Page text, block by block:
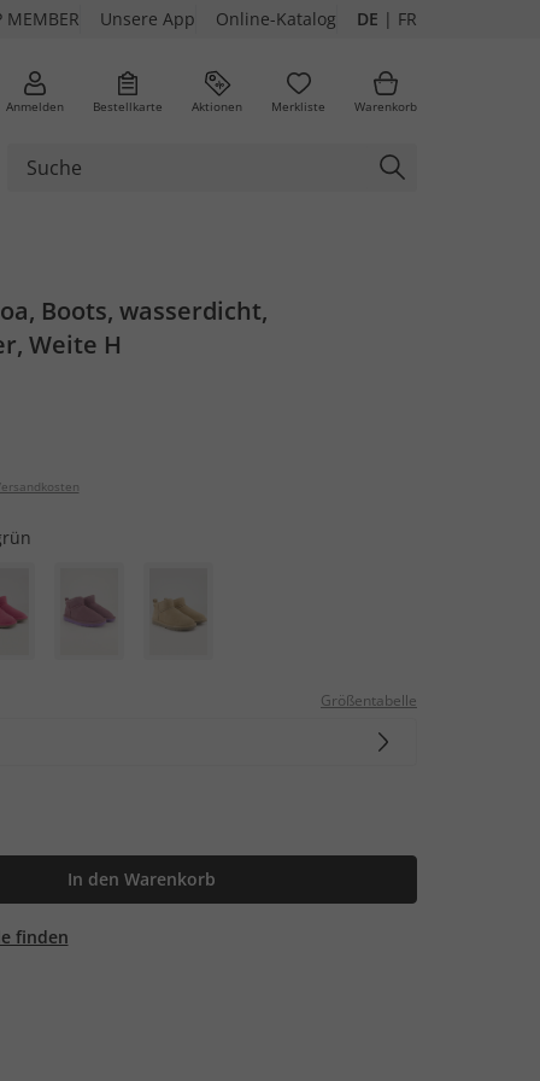
MEMBER Unsere App Online-Katalog DE | FR
Anmelden Bestellkarte Aktionen Merkliste Warenkorb
Boots, wasserdicht,
Weite H
Größentabelle
In den Warenkorb
finden